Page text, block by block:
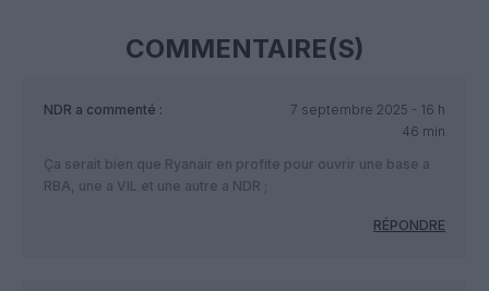
COMMENTAIRE(S)
NDR a commenté :
7 septembre 2025 - 16 h
46 min
Ça serait bien que Ryanair en profite pour ouvrir une base a
RBA, une a VIL et une autre a NDR ;
RÉPONDRE